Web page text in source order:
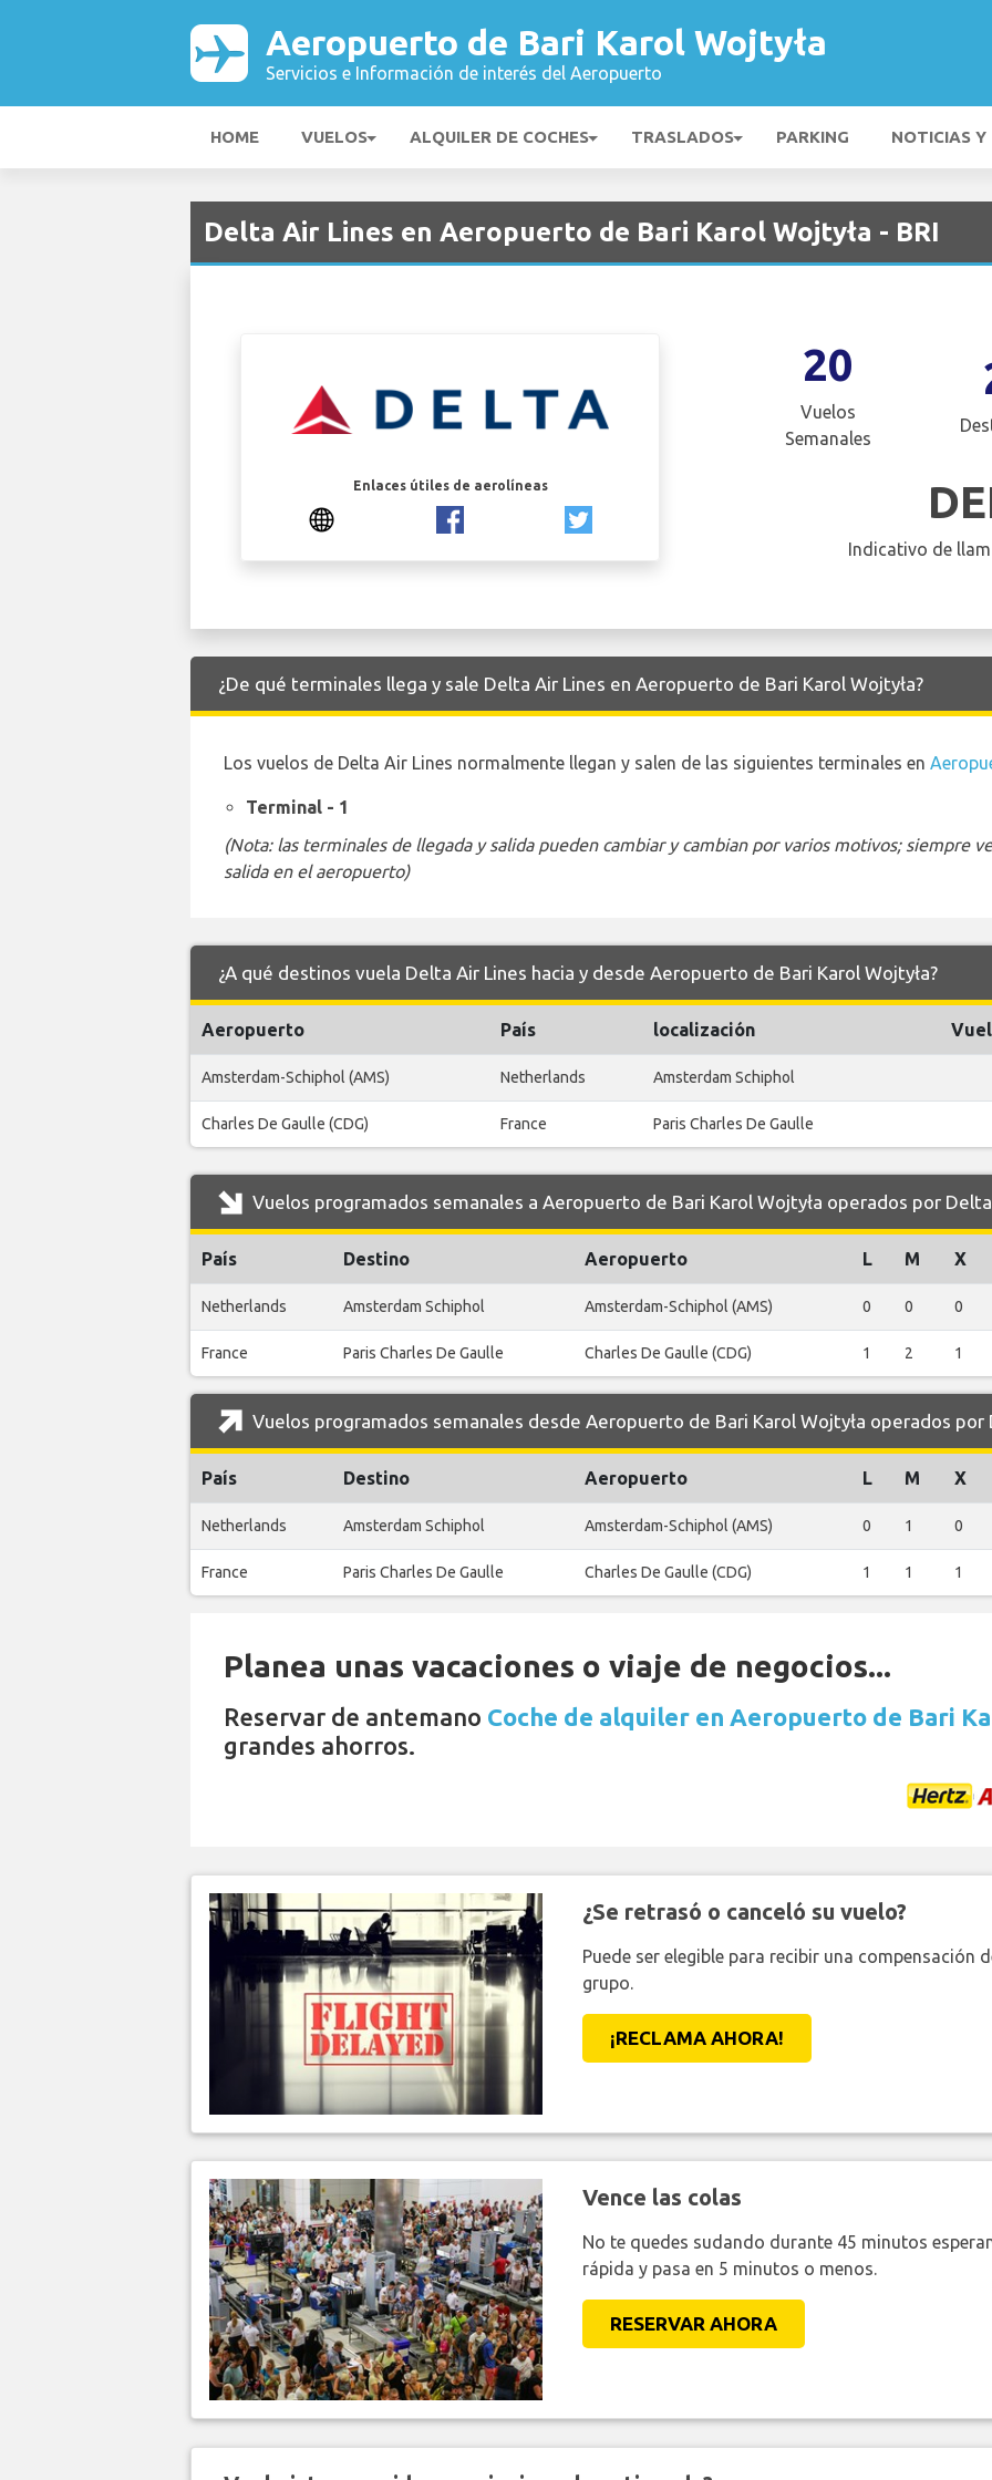
Aeropuerto de Bari Karol Wojtyła
Servicios e Información de interés del Aeropuerto
HOME VUELOS ALQUILER DE COCHES TRASLADOS PARKING NOTICIAS Y
Delta Air Lines en Aeropuerto de Bari Karol Wojtyła - BRI
Enlaces útiles de aerolíneas
20
Vuelos
Semanales
Indicativo de
¿De qué terminales llega y sale Delta Air Lines en Aeropuerto de Bari Karol Wojtyła?
Los vuelos de Delta Air Lines normalmente llegan y salen de las siguientes terminales en
Terminal - 1
(Nota: las terminales de llegada y salida pueden cambiar y cambian por varios motivos; siempre
salida en el aeropuerto)
¿A qué destinos vuela Delta Air Lines hacia y desde Aeropuerto de Bari Karol Wojtyła?
Aeropuerto País localización
Amsterdam-Schiphol (AMS) Netherlands Amsterdam Schiphol
Charles De Gaulle (CDG) France Paris Charles De Gaulle
Vuelos programados semanales a Aeropuerto de Bari Karol Wojtyła operados por
País Destino Aeropuerto L M X
Netherlands Amsterdam Schiphol Amsterdam-Schiphol (AMS) 0 0 0
France Paris Charles De Gaulle Charles De Gaulle (CDG) 1 2 1
Vuelos programados semanales desde Aeropuerto de Bari Karol Wojtyła operados por
País Destino Aeropuerto L M X
Netherlands Amsterdam Schiphol Amsterdam-Schiphol (AMS) 0 1 0
France Paris Charles De Gaulle Charles De Gaulle (CDG) 1 1 1
Planea unas vacaciones o viaje de negocios...
Reservar de antemano Coche de alquiler en Aeropuerto de Bari
grandes ahorros.
¿Se retrasó o canceló su vuelo?
Puede ser elegible para recibir una compensación
grupo.
¡RECLAMA AHORA!
Vence las colas
No te quedes sudando durante 45 minutos
rápida y pasa en 5 minutos o menos.
RESERVAR AHORA